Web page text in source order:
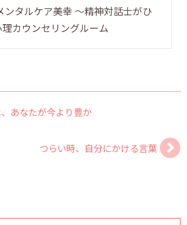
ンタルケア美幸 〜精神対話士がひ
カウンセリングルーム
あなたが今より豊か
つらい時、自分にかける言葉